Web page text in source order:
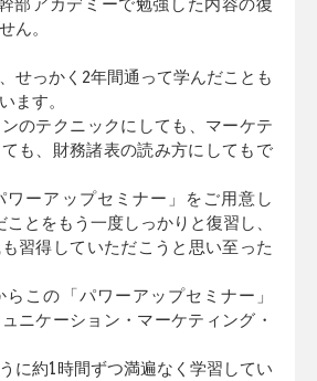
ん。
せっかく2年間通って学んだことも
ます。
のテクニックにしても、マーケテ
も、財務諸表の読み方にしてもで
ワーアップセミナー」をご用意し
ことをもう一度しっかりと復習し、
習得していただこうと思い至った
この「パワーアップセミナー」
ュニケーション・マーケティング・
に約1時間ずつ満遍なく学習してい